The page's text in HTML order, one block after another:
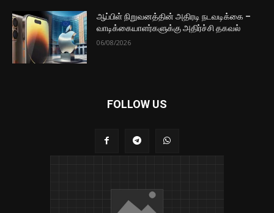
ஆப்பிள் நிறுவனத்தின் அதிரடி நடவடிக்கை –
வாடிக்கையாளர்களுக்கு அதிர்ச்சி தகவல்
06/08/2026
FOLLOW US